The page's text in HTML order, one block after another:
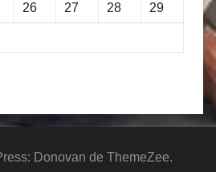
26 27 28 29
Donovan de ThemeZee.